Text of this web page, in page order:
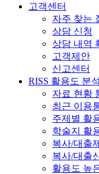
고객센터
자주 찾는
상담 신청
상담 내역
고객제안
신고센터
RISS 활용도 분석
자료 현황
최근 이용
주제별 활
학술지 활
복사/대출
복사/대출
활용도 높